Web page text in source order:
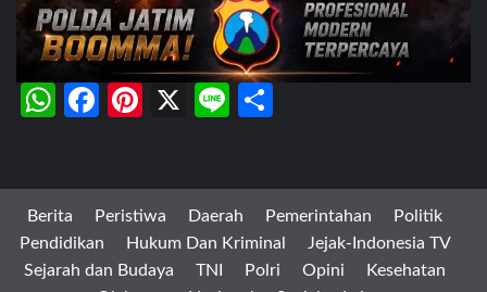
WhatsApp
Facebook
Pinterest
X Line
Berita Peristiwa Daerah Pemerintahan
Politik
Pendidikan
Hukum Dan Kriminal
Jejak-Indonesia TV
Sejarah dan Budaya
TNI Polri Opini
Kesehatan